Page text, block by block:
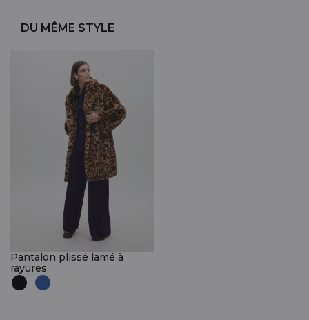
DU MÊME STYLE
Pantalon plissé lamé à
rayures